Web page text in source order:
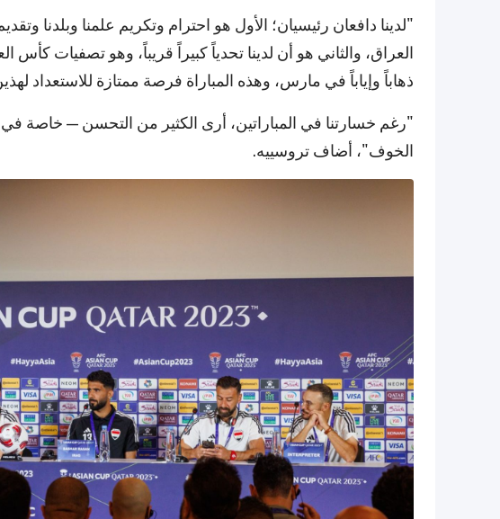
"لدينا دافعان رئيسيان؛ الأول هو احترام وتكريم علمنا وبلدنا
ذهاباً وإياباً في مارس، وهذه المباراة فرصة ممتازة للاستعداد
"رغم خسارتنا في المباراتين، أرى الكثير من التحسن — خاصة
الخوف"، أضاف تروسييه.